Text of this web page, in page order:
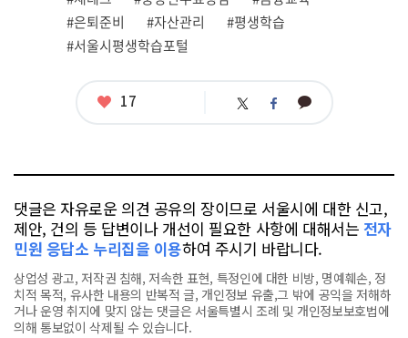
#은퇴준비
#자산관리
#평생학습
#서울시평생학습포털
좋
17 트 페 카
댓글은 자유로운 의견 공유의 장이므로 서울시에 대한 신고,
제안, 건의 등 답변이나 개선이 필요한 사항에 대해서는 전자
민원 응답소 누리집을 이용하여 주시기 바랍니다.
상업성 광고, 저작권 침해, 저속한 표현, 특정인에 대한 비방, 명예훼손, 정
치적 목적, 유사한 내용의 반복적 글, 개인정보 유출,그 밖에 공익을 저해하
거나 운영 취지에 맞지 않는 댓글은 서울특별시 조례 및 개인정보보호법에
의해 통보없이 삭제될 수 있습니다.